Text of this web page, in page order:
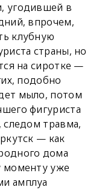
угодившей в
впрочем,
клубную
страны, но
на сиротке —
подобно
мыло, потом
фигуриста
следом травма,
— как
дома
моменту уже
амплуа